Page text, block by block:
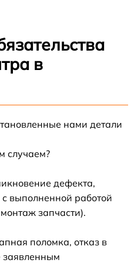
в
нами детали
случаем?
дефекта,
выполненной работой
запчасти).
поломка, отказ в
заявленным